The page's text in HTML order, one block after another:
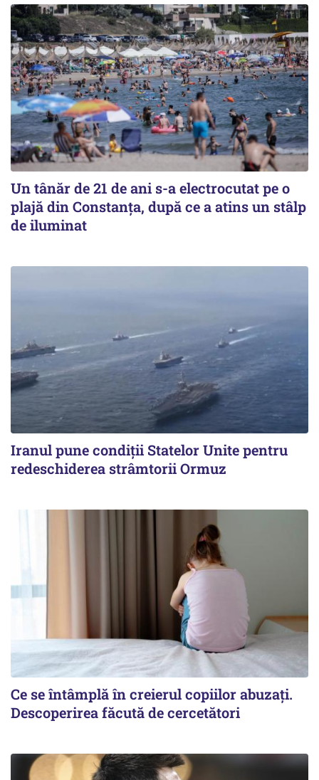
Un tânăr de 21 de ani s-a electrocutat pe o
plajă din Constanța, după ce a atins un stâlp
de iluminat
Iranul pune condiții Statelor Unite pentru
redeschiderea strâmtorii Ormuz
Ce se întâmplă în creierul copiilor abuzați.
Descoperirea făcută de cercetători